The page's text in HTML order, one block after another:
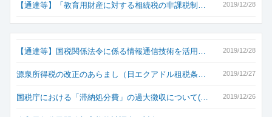
2019/12/28
【通達等】「教育用財産に対する相続税の非課税制…
2019/12/28
【通達等】国税関係法令に係る情報通信技術を活用…
2019/12/27
源泉所得税の改正のあらまし（日エクアドル租税条…
2019/12/26
国税庁における「滞納処分費」の過大徴収について(…